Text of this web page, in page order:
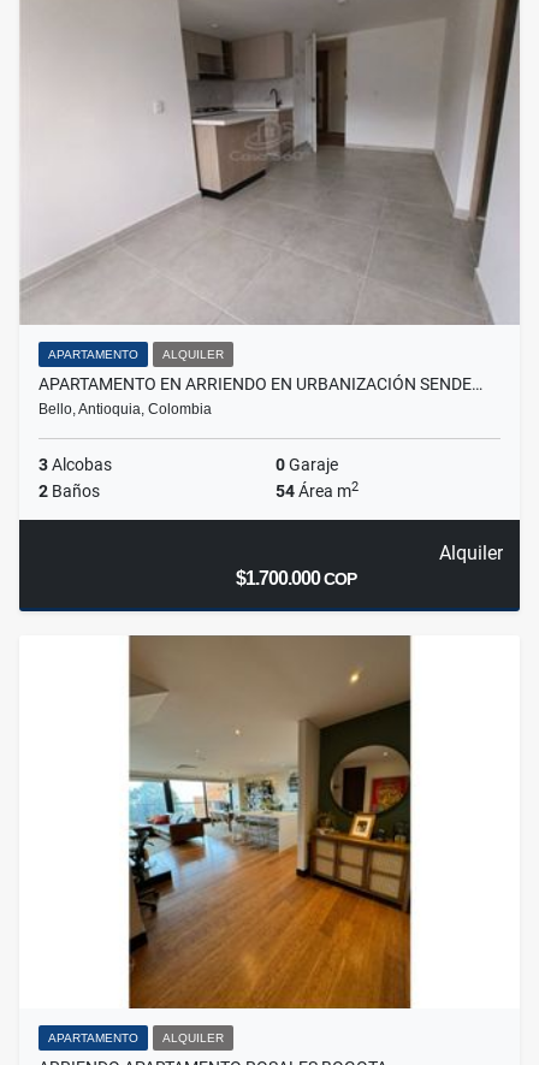
APARTAMENTO ALQUILER
APARTAMENTO EN ARRIENDO EN URBANIZACIÓN SENDE…
Bello, Antioquia, Colombia
3Alcobas 0Garaje
2 Baños 54Área m2
Alquiler
$1.700.000COP
APARTAMENTO ALQUILER